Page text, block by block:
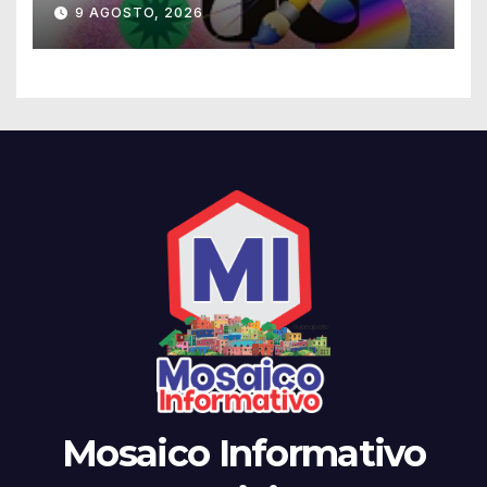
9 AGOSTO, 2026
Mosaico Informativo